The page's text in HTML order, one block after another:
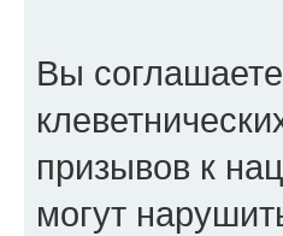
Вы
призывов к
могут